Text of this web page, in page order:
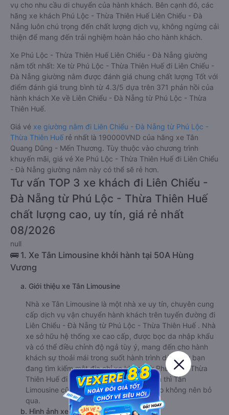
vụ cho nhu cầu di chuyển của hành khách. Bên cạnh đó, các
hãng xe khách Phú Lộc - Thừa Thiên Huế Liên Chiểu - Đà
Nẵng luôn chú trọng đến chất lượng dịch vụ, không ngừng cải
thiện để mang đến trải nghiệm hoàn hảo cho hành khách.
Xe Phú Lộc - Thừa Thiên Huế Liên Chiểu - Đà Nẵng giường
nằm tốt nhất: Xe từ Phú Lộc - Thừa Thiên Huế đi Liên Chiểu -
Đà Nẵng giường nằm được đánh giá chung chất lượng Tốt với
điểm đánh giá trung bình từ 4.3/5 dựa trên 371 phản hồi của
hành khách Xe về Liên Chiểu - Đà Nẵng từ Phú Lộc - Thừa
Thiên Huế.
Giá vé xe giường nằm đi Liên Chiểu - Đà Nẵng từ Phú Lộc -
Thừa Thiên Huế rẻ nhất là 190000VND của hãng xe Tân
Quang Dũng - Mến Thương. Tùy thuộc vào chương trình
khuyến mãi, giá vé Xe Phú Lộc - Thừa Thiên Huế đi Liên Chiểu
- Đà Nẵng giường nằm này có thể sẽ rẻ hơn.
Tư vấn TOP 3 xe khách đi Liên Chiểu -
Đà Nẵng từ Phú Lộc - Thừa Thiên Huế
chất lượng cao, uy tín, giá rẻ nhất
08/2026
null
🚌 1. Xe Tân Limousine khởi hành tại 50A Hùng
Vương
a. Giới thiệu xe Tân Limousine
Nhà xe Tân Limousine là một nhà xe uy tín, chuyên cung
cấp dịch vụ vận chuyển hành khách trên tuyến đường đi
Liên Chiểu - Đà Nẵng từ Phú Lộc - Thừa Thiên Huế . Nhà
xe sở hữu hệ thống xe cao cấp, được bọc da nhập khẩu
và có thể điều chỉnh độ ngả tùy ý, mang đến cho hành
khách sự thoải mái trong suốt hành trình dài. Nếu bạn
đang tìm kiếm một địa chỉ xe khách từ Phú Lộc - Thừa
Thiên Huế đi Liên Chiểu - Đà Nẵng uy tín thì Tân
Limousine cũng là một lựa chọn hoàn hảo không nên bỏ
qua.
b. Hình ảnh xe Tân Limousine